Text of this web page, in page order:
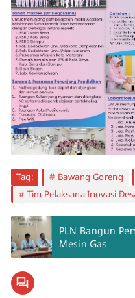
Tag: Bawang Goreng
Tim Pelaksana Inovasi
PLN Bangun
Mesin Gas